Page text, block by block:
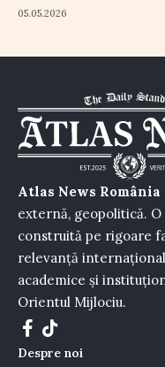
05.05.2026
Atlas News România
externă, geopolitică.
construită pe rigoare
relevanță
academice și
Orientul Mijlociu.
Despre noi